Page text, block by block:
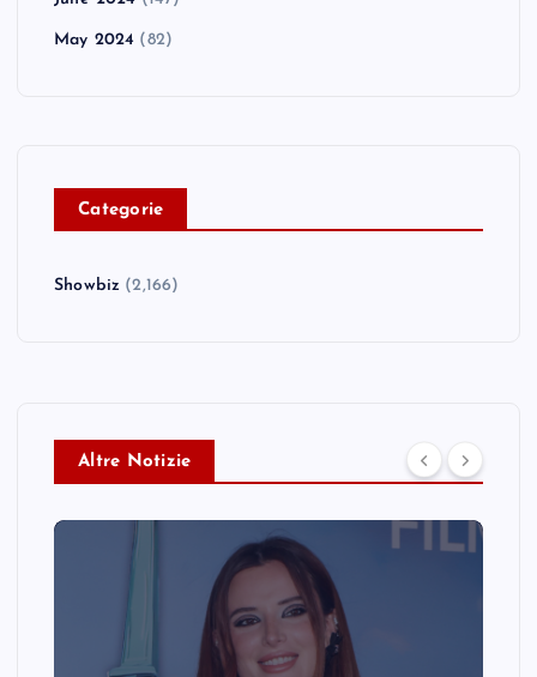
May 2024 (82)
Categorie
Showbiz (2,166)
Altre Notizie